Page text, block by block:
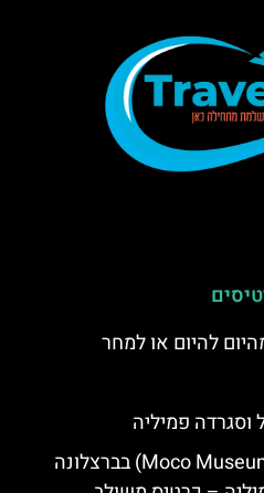
להיום או למחר
פמיליה
כרטיסים למוזיאון מוקו (Moco Museum) בברצלונה